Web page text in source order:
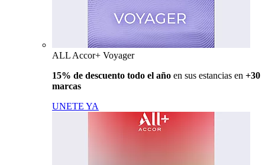
ALL Accor+ Voyager
15% de descuento todo el año en sus estancias en +30
marcas
UNETE YA